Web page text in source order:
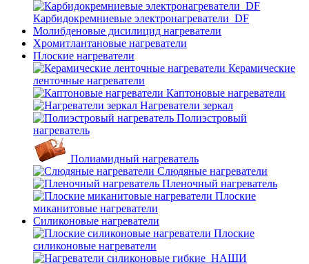
Карбидокремниевые электронагреватели_DF
Молибденовые дисилицид нагреватели
Хромитлантановые нагреватели
Плоские нагреватели
Керамические
ленточные нагреватели
Каптоновые нагреватели
Нагреватели зеркал
Полиэстровый
нагреватель
Полиамидный нагреватель
Слюдяные нагреватели
Пленочный нагреватель
Плоские
миканитовые нагреватели
Силиконовые нагреватели
Плоские
силиконовые нагреватели